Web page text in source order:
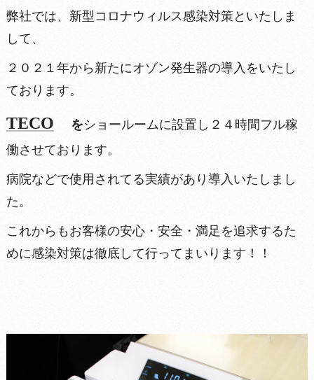
弊社では、新型コロナウィルス感染対策といたしま
して、
２０２１年から新たにオゾン発生器の導入をいたし
ております。
TECO をショールームに設置し２４時間フル稼
働させております。
病院などで使用されてる実績があり導入いたしまし
た。
これからもお客様の安心・安全・満足を追求するた
めに感染対策は徹底して行ってまいります！！